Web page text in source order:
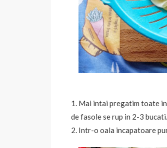
1. Mai intai pregatim toate
de fasole se rup in 2-3 bucati.
2. Intr-o oala incapatoare